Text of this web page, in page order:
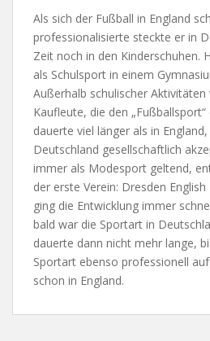
Als sich der Fußball in England
professionalisierte steckte er in
Zeit noch in den Kinderschuhen.
als Schulsport in einem
Außerhalb schulischer Aktivitäten
Kaufleute, die den
dauerte viel länger als in
Deutschland gesellschaftlich
immer als Modesport geltend,
der erste Verein: Dresden
ging die Entwicklung immer
bald war die Sportart in
dauerte dann nicht mehr lange,
Sportart ebenso professionell
schon in England.